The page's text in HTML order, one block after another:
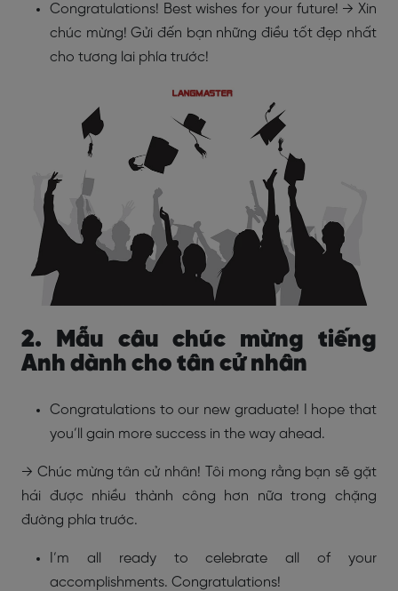
Congratulations! Best wishes for your future! → Xin
chúc mừng! Gửi đến bạn những điều tốt đẹp nhất
cho tương lai phía trước!
2. Mẫu câu chúc mừng tiếng
Anh dành cho tân cử nhân
Congratulations to our new graduate! I hope that
you’ll gain more success in the way ahead.
→ Chúc mừng tân cử nhân! Tôi mong rằng bạn sẽ gặt
hái được nhiều thành công hơn nữa trong chặng
đường phía trước.
I’m all ready to celebrate all of your
accomplishments. Congratulations!